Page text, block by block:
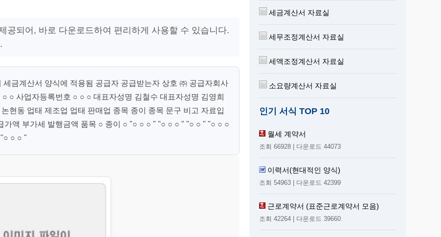
공되어, 바로 다운로드하여 편리하게 사용할 수 있습니다.
금계산서 양식에 적용됨 공급자 공급받는자 상호 ㈜ 공급자회사
○ 사업자등록번호 ○ ○ ○ 대표자성명 김철수 대표자성명 김영희
현동 업태 제조업 업태 판매업 종목 종이 종목 문구 비고 자료입
가액 부가세 발행금액 품목 ○ 종이 ○ "○ ○ ○ " "○ ○ ○ " "○ ○ " "○ ○ ○
○ ○ "
세금계산서 자료실
세무조정계산서 자료실
세액조정계산서 자료실
소요량계산서 자료실
인기 서식 TOP 10
월세 계약서
조회 66928 | 다운로드 44073
이력서(현대적인 양식)
조회 54963 | 다운로드 42399
근로계약서 (표준근로계약서 모음)
조회 42264 | 다운로드 39660